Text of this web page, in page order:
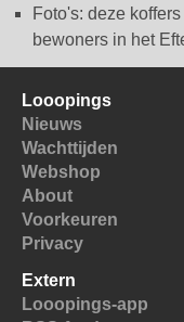
Foto's: deze
bewoners in het
Looopings
Nieuws
Wachttijden
Webshop
About
Voorkeuren
Privacy
Extern
Looopings-app